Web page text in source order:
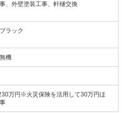
、外壁塗装工事、軒樋交換
ラック
機
万円※火災保険を活用して30万円ほ